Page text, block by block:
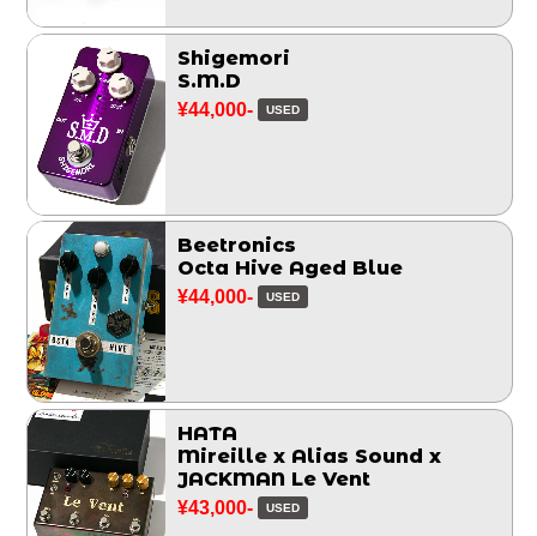
Shigemori
S.M.D
¥44,000- USED
Beetronics
Octa Hive Aged Blue
¥44,000- USED
HATA
Mireille x Alias Sound x
JACKMAN Le Vent
¥43,000- USED